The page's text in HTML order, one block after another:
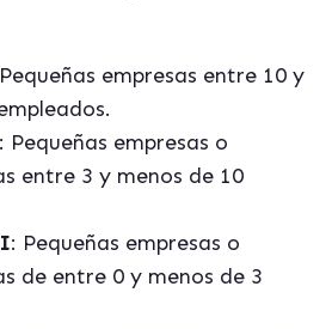
empresas entre 10 y
: Pequeñas empresas o
entre 3 y menos de 10
: Pequeñas empresas o
de entre 0 y menos de 3